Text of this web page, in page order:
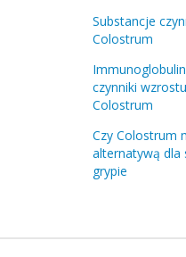
Substancje
Colostrum
czynniki
Colostrum
Czy Colostrum
alternatywą dla
grypie